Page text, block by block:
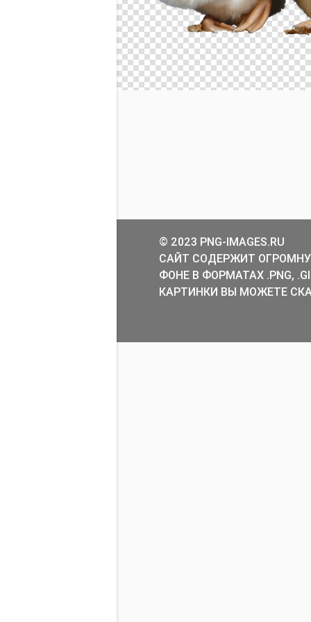
© 2023 PNG-IMAGES.RU
САЙТ СОДЕРЖИТ
ФОНЕ В ФОРМАТАХ .PNG,
КАРТИНКИ ВЫ МОЖЕТЕ